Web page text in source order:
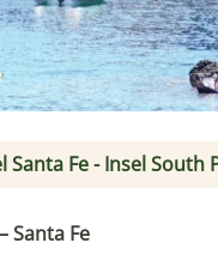
Santa Fe - Insel South
Santa Fe